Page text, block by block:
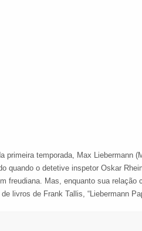
primeira temporada, Max Liebermann
quando o detetive inspetor Oskar
freudiana. Mas, enquanto sua
livros de Frank Tallis, “Liebermann